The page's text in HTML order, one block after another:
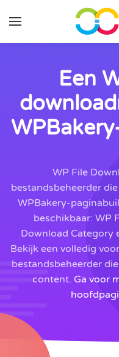
Ga naar de
Een
WP File
bestandsbeheerder
WPBakery-
beschikbaar: WP
Download Category
Bekijk een volledig
bestandsbeheerder
content. Ga voor